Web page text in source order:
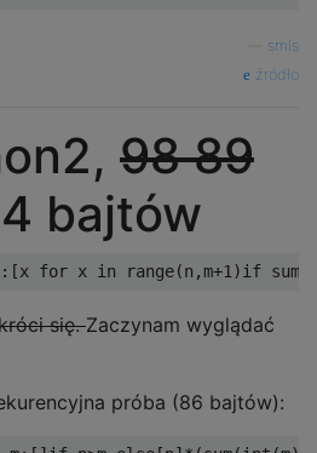
smls
źródło
9889
bajtów
się.Zaczynam wyglądać
próba (86 bajtów):